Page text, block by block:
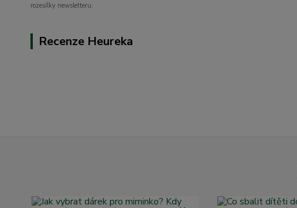
rozesílky newsletteru.
Recenze Heureka